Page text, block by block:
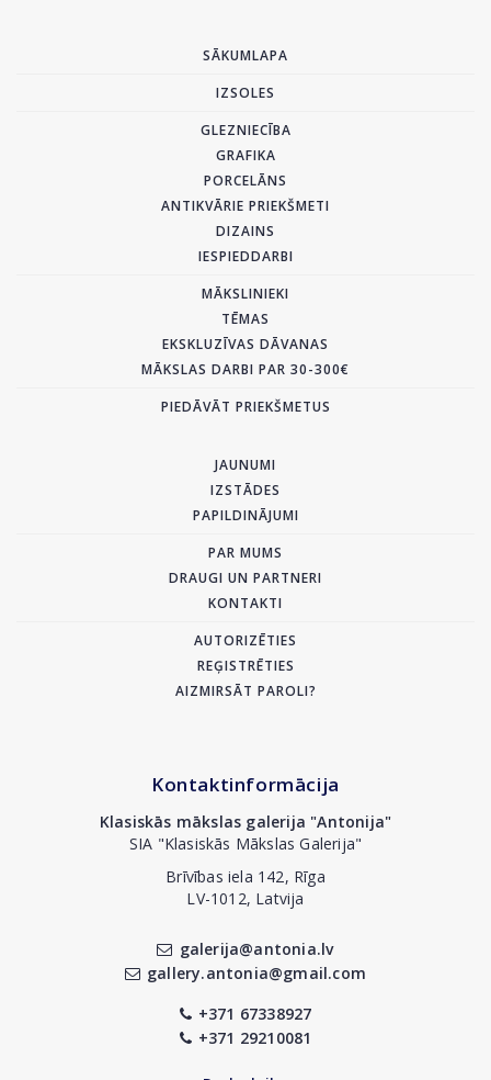
SĀKUMLAPA
IZSOLES
GLEZNIECĪBA
GRAFIKA
PORCELĀNS
ANTIKVĀRIE PRIEKŠMETI
DIZAINS
IESPIEDDARBI
MĀKSLINIEKI
TĒMAS
EKSKLUZĪVAS DĀVANAS
MĀKSLAS DARBI PAR 30-300€
PIEDĀVĀT PRIEKŠMETUS
JAUNUMI
IZSTĀDES
PAPILDINĀJUMI
PAR MUMS
DRAUGI UN PARTNERI
KONTAKTI
AUTORIZĒTIES
REĢISTRĒTIES
AIZMIRSĀT PAROLI?
Kontaktinformācija
Klasiskās mākslas galerija "Antonija"
SIA "Klasiskās Mākslas Galerija"
Brīvības iela 142, Rīga
LV-1012, Latvija
galerija@antonia.lv
gallery.antonia@gmail.com
+371 67338927
+371 29210081